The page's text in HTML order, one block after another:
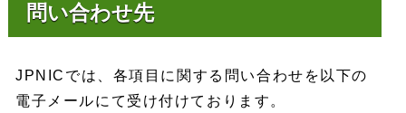
問い合わせ先
JPNICでは、各項目に関する問い合わせを以下の
電子メールにて受け付けております。